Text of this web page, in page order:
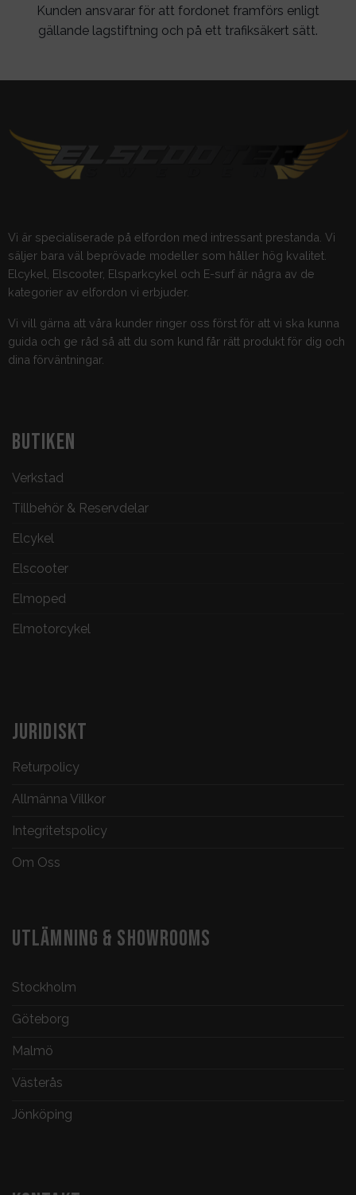
Kunden ansvarar för att fordonet framförs enligt
gällande lagstiftning och på ett trafiksäkert sätt.
Vi är specialiserade på elfordon med intressant prestanda. Vi
säljer bara väl beprövade modeller som håller hög kvalitet.
Elcykel, Elscooter, Elsparkcykel och E-surf är några av de
kategorier av elfordon vi erbjuder.
Vi vill gärna att våra kunder ringer oss först för att vi ska kunna
guida och ge råd så att du som kund får rätt produkt för dig och
dina förväntningar.
BUTIKEN
Verkstad
Tillbehör & Reservdelar
Elcykel
Elscooter
Elmoped
Elmotorcykel
JURIDISKT
Returpolicy
Allmänna Villkor
Integritetspolicy
Om Oss
UTLÄMNING & SHOWROOMS
Stockholm
Göteborg
Malmö
Västerås
Jönköping